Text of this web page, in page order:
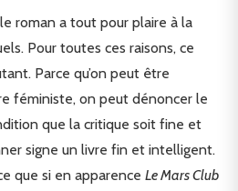
roman a tout pour plaire à la
Pour toutes ces raisons, ce
Parce qu’on peut être
féministe, on peut dénoncer le
que la critique soit fine et
signe un livre fin et intelligent.
que si en apparence Le Mars Club